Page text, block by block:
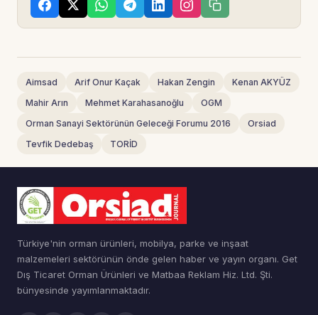
Aimsad Arif Onur Kaçak Hakan Zengin
Kenan AKYÜZ
Mahir Arın
Mehmet Karahasanoğlu
OGM
Orman Sanayi Sektörünün Geleceği Forumu 2016
Orsiad
Tevfik Dedebaş
TORİD
Türkiye'nin orman ürünleri, mobilya, parke ve inşaat
malzemeleri sektörünün önde gelen haber ve yayın organı. Get
Dış Ticaret Orman Ürünleri ve Matbaa Reklam Hiz. Ltd. Şti.
bünyesinde yayımlanmaktadır.